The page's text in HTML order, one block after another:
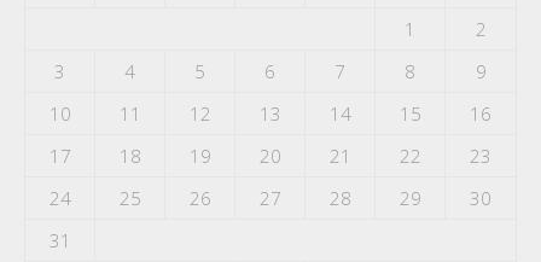
1
2
3
4 5 6 7 8
9
10
11 12 13 14 15
16
17
18 19 20 21 22
23
24
25 26 27 28 29
30
31